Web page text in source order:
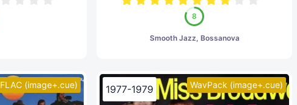
8
Smooth Jazz, Bossanova
FLAC (image+.cue) WavPack (image+.cue)
1977-1979